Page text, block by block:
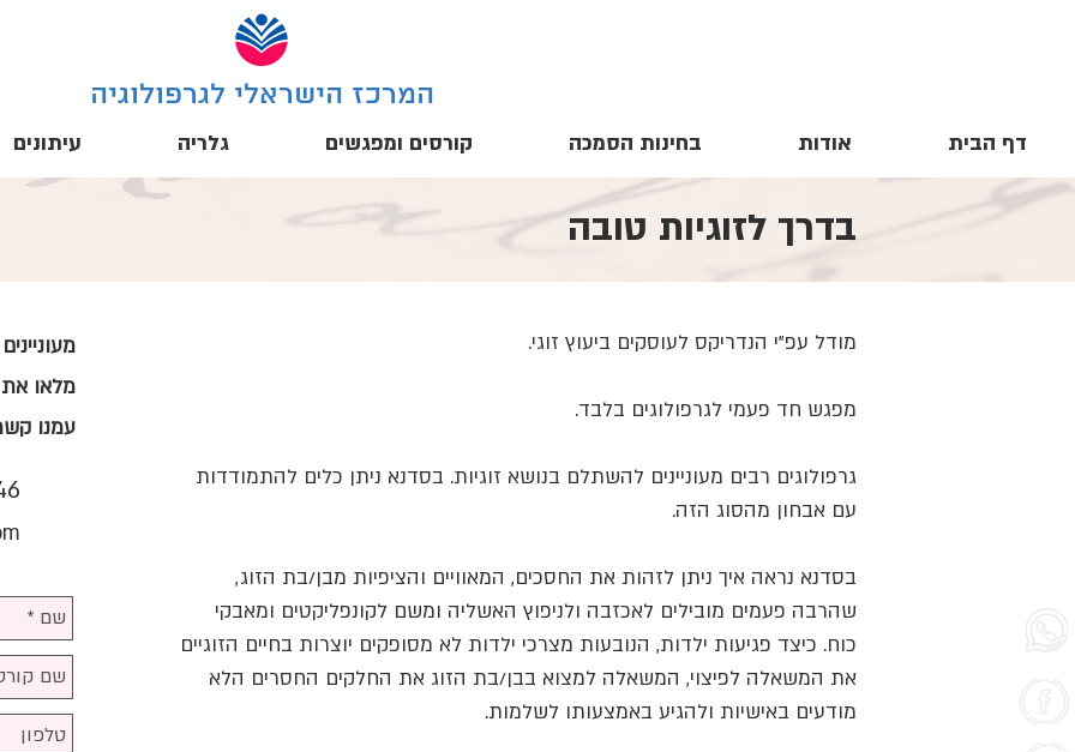
המרכז הישראלי לגרפולוגיה
דף הבית אודות בחינות הסמכה קורסים ומפגשים גלריה עיתונים
בדרך לזוגיות טובה
מלאו
עמנו
מודל עפ"י הנדריקס לעוסקים ביעוץ זוגי.
מפגש חד פעמי לגרפולוגים בלבד.
גרפולוגים רבים מעוניינים להשתלם בנושא זוגיות. בסדנא ניתן כלים להתמודדות
עם אבחון מהסוג הזה.
בסדנא נראה איך ניתן לזהות את החסכים, המאוויים והציפיות מבן/בת הזוג,
שהרבה פעמים מובילים לאכזבה ולניפוץ האשליה ומשם לקונפליקטים ומאבקי
כוח. כיצד פגיעות ילדות, הנובעות מצרכי ילדות לא מסופקים יוצרות בחיים הזוגיים
את המשאלה לפיצוי, המשאלה למצוא בבן/בת הזוג את החלקים החסרים הלא
מודעים באישיות ולהגיע באמצעותו לשלמות.